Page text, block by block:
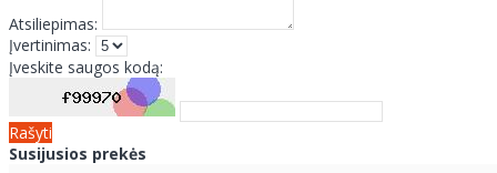
Atsiliepimas:
Įvertinimas:
Įveskite saugos kodą:
Rašyti
Susijusios prekės